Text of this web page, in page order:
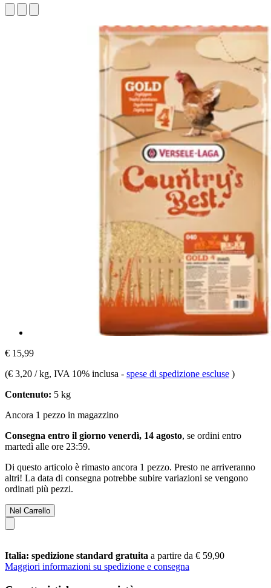
€ 15,99
(€ 3,20 / kg, IVA 10% inclusa - spese di spedizione escluse )
Contenuto: 5 kg
Ancora 1 pezzo in magazzino
Consegna entro il giorno venerdì, 14 agosto, se ordini entro
martedì alle ore 23:59.
Di questo articolo è rimasto ancora 1 pezzo. Presto ne arriveranno
altri! La data di consegna potrebbe subire variazioni se vengono
ordinati più pezzi.
Nel Carrello
Italia: spedizione standard gratuita a partire da € 59,90
Maggiori informazioni su spedizione e consegna